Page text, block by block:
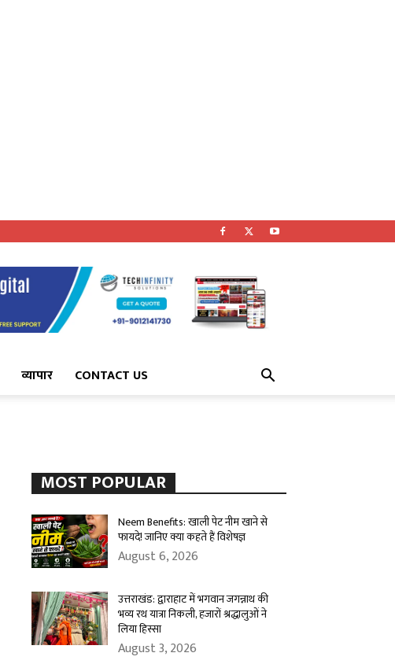
व्यापार CONTACT US
MOST POPULAR
Neem Benefits: खाली पेट नीम खाने से
फायदे! जानिए क्या कहते हैं विशेषज्ञ
August 6, 2026
उत्तराखंड: द्वाराहाट में भगवान जगन्नाथ की
भव्य रथ यात्रा निकली, हजारों श्रद्धालुओं ने
लिया हिस्सा
August 3, 2026